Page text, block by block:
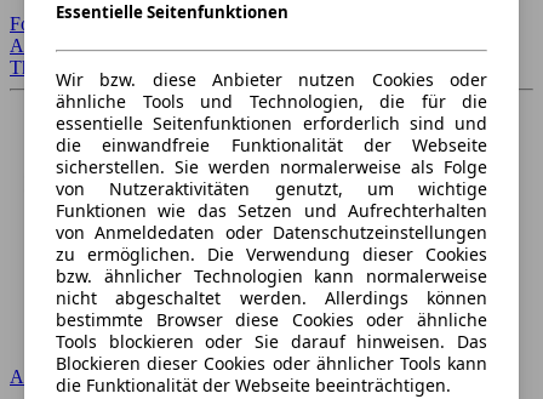
Forum Startseite
Alle Auto-Foren
Themen-Forum
Audi
Essentielle Seitenfunktionen
Wir bzw. diese Anbieter nutzen Cookies oder
ähnliche Tools und Technologien, die für die
essentielle Seitenfunktionen erforderlich sind und
die einwandfreie Funktionalität der Webseite
sicherstellen. Sie werden normalerweise als Folge
von Nutzeraktivitäten genutzt, um wichtige
Funktionen wie das Setzen und Aufrechterhalten
von Anmeldedaten oder Datenschutzeinstellungen
zu ermöglichen. Die Verwendung dieser Cookies
bzw. ähnlicher Technologien kann normalerweise
nicht abgeschaltet werden. Allerdings können
bestimmte Browser diese Cookies oder ähnliche
Tools blockieren oder Sie darauf hinweisen. Das
Blockieren dieser Cookies oder ähnlicher Tools kann
die Funktionalität der Webseite beeinträchtigen.